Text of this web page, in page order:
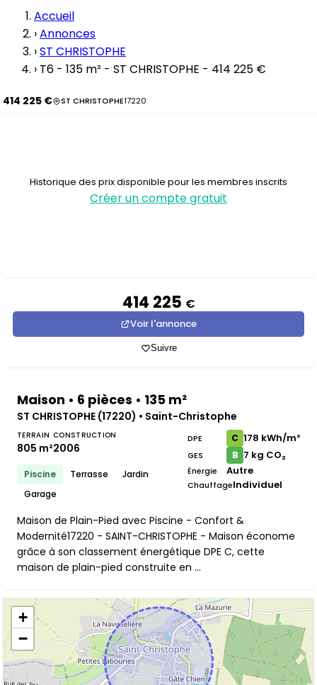
Accueil
›Annonces
›ST CHRISTOPHE
› T6 - 135 m² - ST CHRISTOPHE - 414 225 €
414 225 € ST CHRISTOPHE17220
Historique des prix disponible pour les membres inscrits
Créer un compte gratuit
414 225 €
Voir l'annonce
Suivre
Maison • 6 pièces • 135 m²
ST CHRISTOPHE (17220) • Saint-Christophe
TERRAIN
805 m²
CONSTRUCTION
2006
Piscine Terrasse
Jardin
Garage
DPE C 178 kWh/m²
GES B 7 kg CO₂
Énergie Autre
ChauffageIndividuel
Maison de Plain-Pied avec Piscine - Confort &
Modernité17220 - SAINT-CHRISTOPHE - Maison économe
grâce à son classement énergétique DPE C, cette
maison de plain-pied construite en ...
+
−